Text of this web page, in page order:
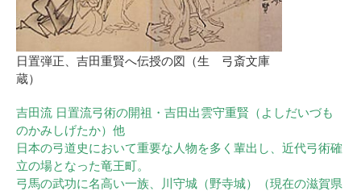
日置弾正、吉田重賢へ伝授の図（生 弓斎文庫
蔵）
吉田流 日置流弓術の開祖・吉田出雲守重賢（よしだいづも
のかみしげたか）他
日本の弓道史において重要な人物を多く輩出し、近代弓術確
立の場となった竜王町。
弓馬の武功に名高い一族、川守城（野寺城）（現在の滋賀県